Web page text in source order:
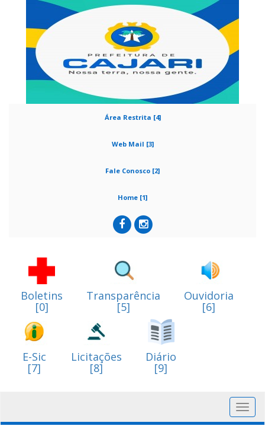
Área Restrita [4]
Web Mail [3]
Fale Conosco [2]
Home [1]
Boletins
[0]
Transparência
[5]
Ouvidoria
[6]
E-Sic
[7]
Licitações
[8]
Diário
[9]